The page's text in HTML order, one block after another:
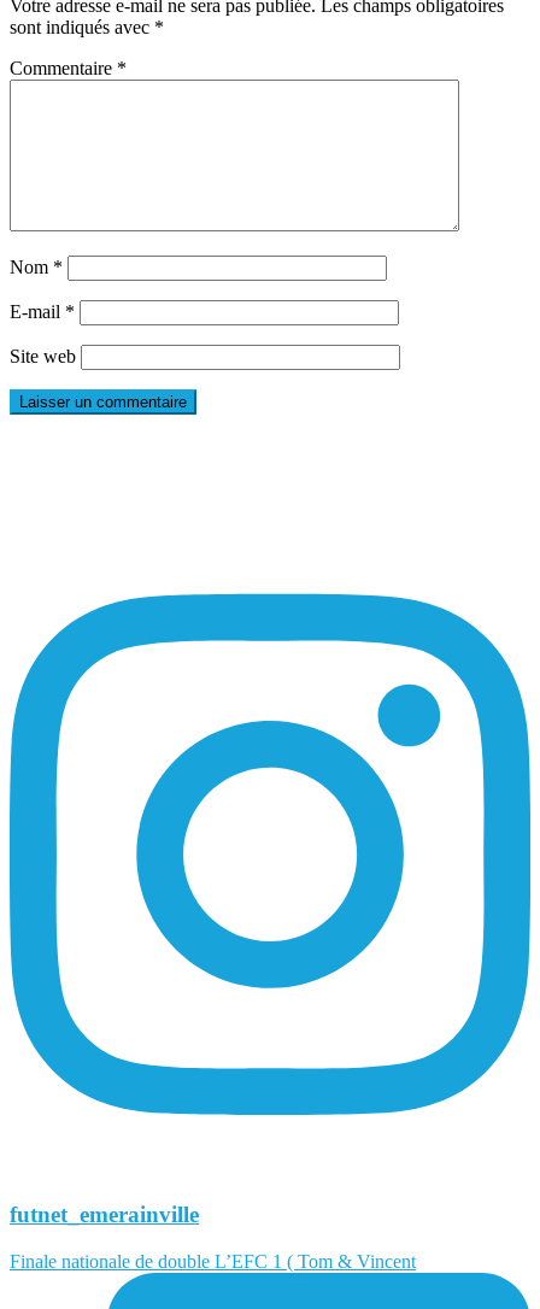
Votre adresse e-mail ne sera pas publiée. Les champs obligatoires
sont indiqués avec *
Commentaire *
Nom *
E-mail *
Site web
futnet_emerainville
Finale nationale de double L’EFC 1 ( Tom & Vincent